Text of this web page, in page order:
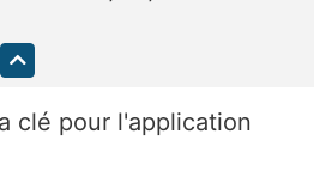
clé pour l'application